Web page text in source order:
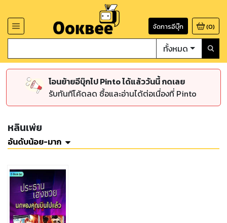
จัดการอีบุ๊ก (0)
ทั้งหมด
โอนย้ายอีบุ๊กไป Pinto ได้แล้ววันนี้ กดเลย
รับทันทีโค้ดลด ซื้อและอ่านได้ต่อเนื่องที่ Pinto
หลินเพ่ย
อันดับน้อย-มาก